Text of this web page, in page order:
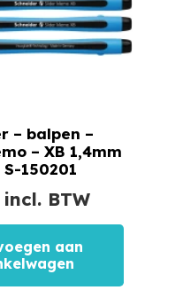
– balpen –
– XB 1,4mm
150201
incl. BTW
aan